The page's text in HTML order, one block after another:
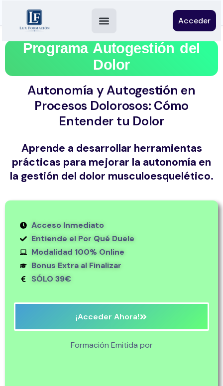
Acceder
Programa Autogestión del
Dolor
Autonomía y Autogestión en
Procesos Dolorosos: Cómo
Entender tu Dolor
Aprende a desarrollar herramientas
prácticas para mejorar la autonomía en
la gestión del dolor musculoesquelético.
Acceso Inmediato
Entiende el Por Qué Duele
Modalidad 100% Online
Bonus Extra al Finalizar
SÓLO 39€
¡Acceder Ahora!
Formación Emitida por